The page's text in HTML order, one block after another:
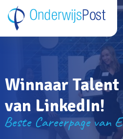
Winnaar
van LinkedIn!
Beste Careerpage van